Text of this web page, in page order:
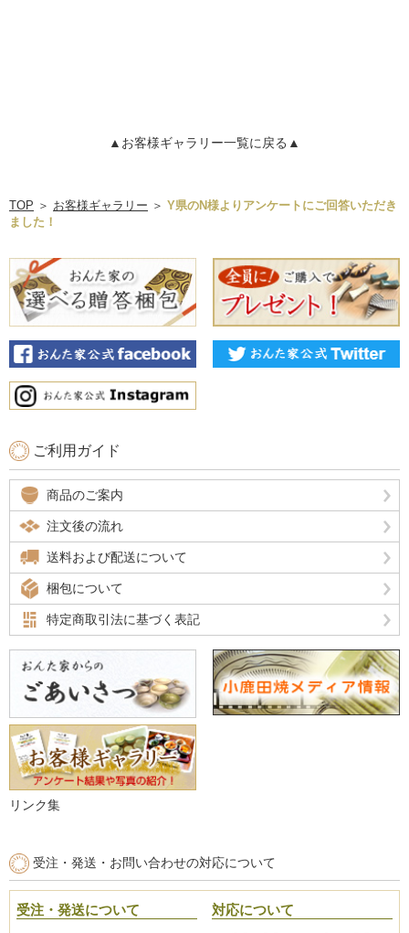
▲お客様ギャラリー一覧に戻る▲
TOP ＞ お客様ギャラリー ＞ Y県のN様よりアンケートにご回答いただき
ました！
ご利用ガイド
商品のご案内
注文後の流れ
送料および配送について
梱包について
特定商取引法に基づく表記
リンク集
受注・発送・お問い合わせの対応について
受注・発送について 対応について